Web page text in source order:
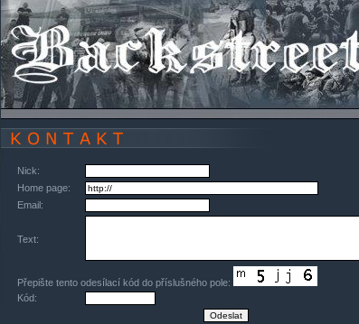
Nick:
Home page:
Email:
Text:
Přepište tento odesílací kód do příslušného pole:
Kód: